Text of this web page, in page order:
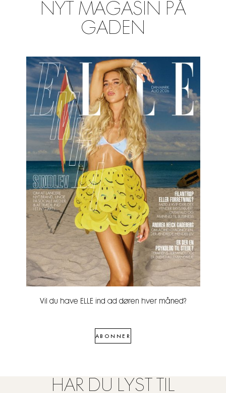
NYT MAGASIN PÅ
GADEN
Vil du have ELLE ind ad døren hver måned?
ABONNER
HAR DU LYST TIL